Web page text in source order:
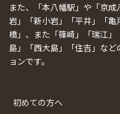
また、「本八幡駅」や「京
岩」「新小岩」「平井」「
橋」、また「篠崎」「瑞江
島」「西大島」「住吉」な
ョンです。
初めての方へ